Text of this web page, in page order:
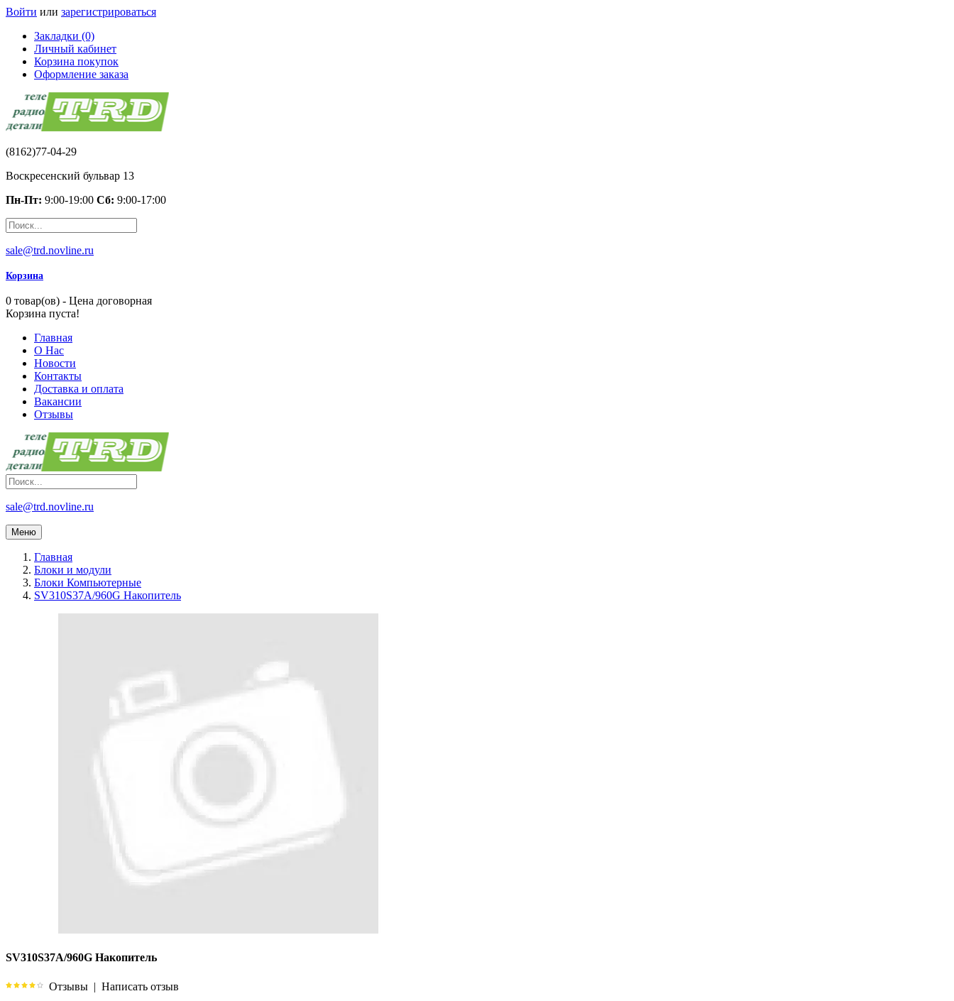
Войти или зарегистрироваться
Закладки (0)
Личный кабинет
Корзина покупок
Оформление заказа
(8162)77-04-29
Воскресенский бульвар 13
Пн-Пт: 9:00-19:00 Сб: 9:00-17:00
sale@trd.novline.ru
Корзина
0 товар(ов) - Цена договорная
Корзина пуста!
Главная
О Нас
Новости
Контакты
Доставка и оплата
Вакансии
Отзывы
sale@trd.novline.ru
Меню
Главная
Блоки и модули
Блоки Компьютерные
SV310S37A/960G Накопитель
SV310S37A/960G Накопитель
Отзывы | Написать отзыв